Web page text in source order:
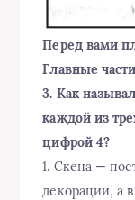
Перед вами
Главные
3. Как
каждой из
цифрой 4?
1. Скена —
декорации, а